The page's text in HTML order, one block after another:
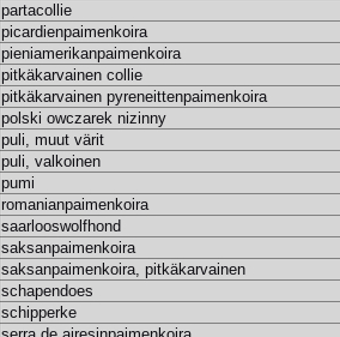
partacollie
picardienpaimenkoira
pieniamerikanpaimenkoira
pitkäkarvainen collie
pitkäkarvainen pyreneittenpaimenkoira
polski owczarek nizinny
puli, muut värit
puli, valkoinen
pumi
romanianpaimenkoira
saarlooswolfhond
saksanpaimenkoira
saksanpaimenkoira, pitkäkarvainen
schapendoes
schipperke